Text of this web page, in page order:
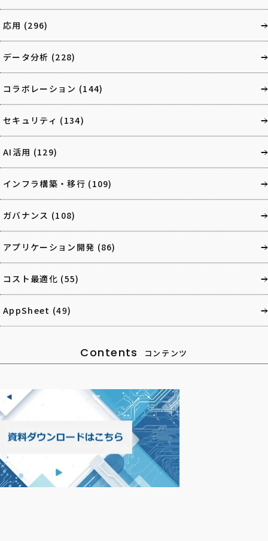
応用 (296)
データ分析 (228)
コラボレーション (144)
セキュリティ (134)
AI活用 (129)
インフラ構築・移行 (109)
ガバナンス (108)
アプリケーション開発 (86)
コスト最適化 (55)
AppSheet (49)
Contents コンテンツ